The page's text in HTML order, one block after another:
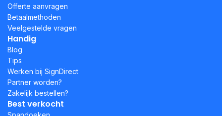
Offerte aanvragen
Betaalmethoden
Veelgestelde vragen
Handig
Blog
Tips
Werken bij SignDirect
Partner worden?
Zakelijk bestellen?
Best verkocht